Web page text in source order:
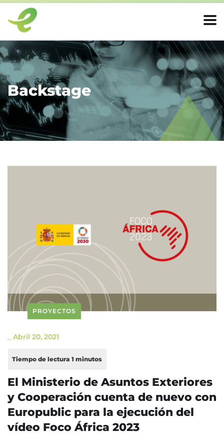
Backstage
PROYECTOS
Abril 20, 2021
El Ministerio de Asuntos Exteriores
y Cooperación cuenta de nuevo con
Europublic para la ejecución del
vídeo Foco África 2023